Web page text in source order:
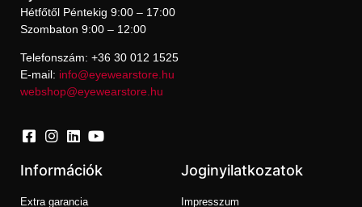
Hétfőtől Péntekig 9:00 – 17:00
Szombaton 9:00 – 12:00
Telefonszám: +36 30 012 1525
E-mail: info@eyewearstore.hu
webshop@eyewearstore.hu
Információk
Extra garancia
Joginyilatkozatok
Impresszum